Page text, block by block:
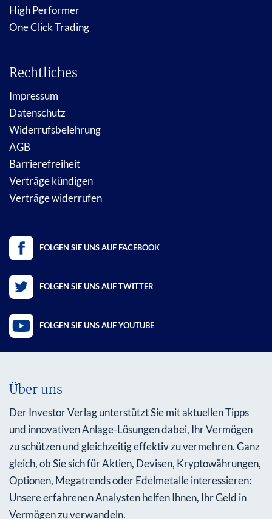
High Performer
One Click Trading
Rechtliches
Impressum
Datenschutz
Widerrufsbelehrung
AGB
Barrierefreiheit
Verträge kündigen
Verträge widerrufen
FOLGEN SIE UNS AUF FACEBOOK
FOLGEN SIE UNS AUF TWITTER
FOLGEN SIE UNS AUF YOUTUBE
Über uns
Der Investor Verlag unterstützt Sie mit aktuellen Tipps
und innovativen Anlage-Lösungen dabei, Ihr Vermögen
zu schützen und gleichzeitig effektiv zu vermehren. Ganz
gleich, ob Sie sich für Aktien, Devisen, Kryptowährungen,
Optionen, Megatrends oder Edelmetalle interessieren:
Unsere erfahrenen Analysten helfen Ihnen, Ihr Geld in
Vermögen zu verwandeln.